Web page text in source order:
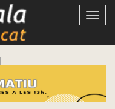
Obrir